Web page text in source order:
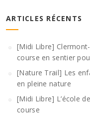
ARTICLES RÉCENTS
[Midi Libre]
course en sentier
[Nature Trail] Les
en pleine nature
[Midi Libre] L’école
course